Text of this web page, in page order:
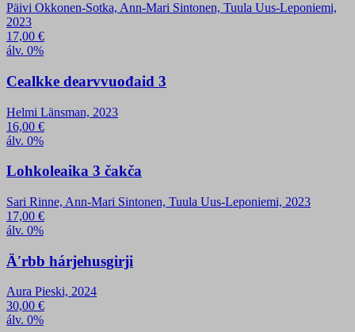
Päivi Okkonen-Sotka, Ann-Mari Sintonen, Tuula Uus-Leponiemi,
2023
17,00 €
álv. 0%
Cealkke dearvvuođaid 3
Helmi Länsman, 2023
16,00 €
álv. 0%
Lohkoleaika 3 čakča
Sari Rinne, Ann-Mari Sintonen, Tuula Uus-Leponiemi, 2023
17,00 €
álv. 0%
Äʹrbb hárjehusgirji
Aura Pieski, 2024
30,00 €
álv. 0%